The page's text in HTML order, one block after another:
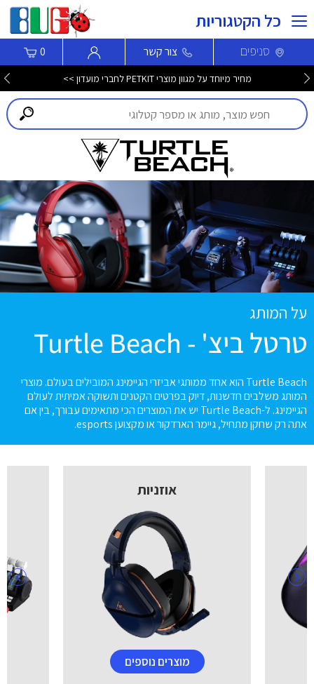
כל הקטגוריות
סניפים צור קשר 0
מחיר מיוחד על מגוון מוצרי PETKIT לחברי מועדון >>
על המותג
טרטל ביצ' - Turtle Beach
Turtle Beach הוא אחד ממותגי אביזרי הגיימינג המובילים בעולם. מוצרי
המותג משלבים חדשנות, דיוק בפרטים הקטנים ותשוקה אמיתית לעולם
הגיימינג. ל-Turtle Beach יש את המוצרים הכי מתאימים עבורך, בין אם
אתה רק שחקן מתחיל, גיימר הארדקור או מקצוען esports.
אוזניות
מוצרים נוספים